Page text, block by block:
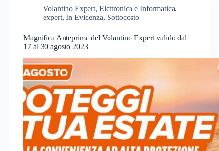
Volantino Expert, Elettronica e Informatica,
expert, In Evidenza, Sottocosto
Magnifica Anteprima del Volantino Expert valido dal
17 al 30 agosto 2023